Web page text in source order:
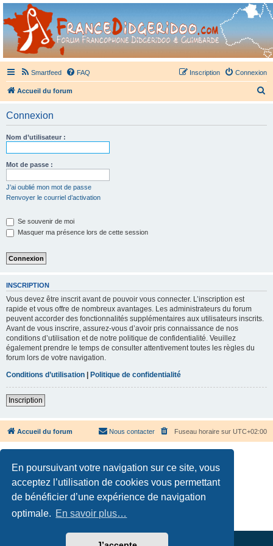
En poursuivant votre navigation sur ce site, vous
acceptez l’utilisation de cookies vous permettant
de bénéficier d’une expérience de navigation
optimale. En savoir plus…
France Didgeridoo
Didgeridoo et Guimbarde sur France Didgeridoo - retrouvez la communauté.
Smartfeed FAQ Connexion
Inscription
Accueil du forum
Connexion
Nom d’utilisateur :
Mot de passe :
J’ai oublié mon mot de passe
Renvoyer le courriel d’activation
Se souvenir de moi
Masquer ma présence lors de cette session
INSCRIPTION
Vous devez être inscrit avant de pouvoir vous connecter. L’inscription est
rapide et vous offre de nombreux avantages. Les administrateurs du forum
peuvent accorder des fonctionnalités supplémentaires aux utilisateurs inscrits.
Avant de vous inscrire, assurez-vous d’avoir pris connaissance de nos
conditions d’utilisation et de notre politique de confidentialité. Veuillez
également prendre le temps de consulter attentivement toutes les règles du
forum lors de votre navigation.
Conditions d’utilisation
Politique de confidentialité
Inscription
Accueil du forum Fuseau horaire sur UTC+02:00
Nous contacter
Développé parphpBB® Forum Software © phpBB Limited
Confidentialité